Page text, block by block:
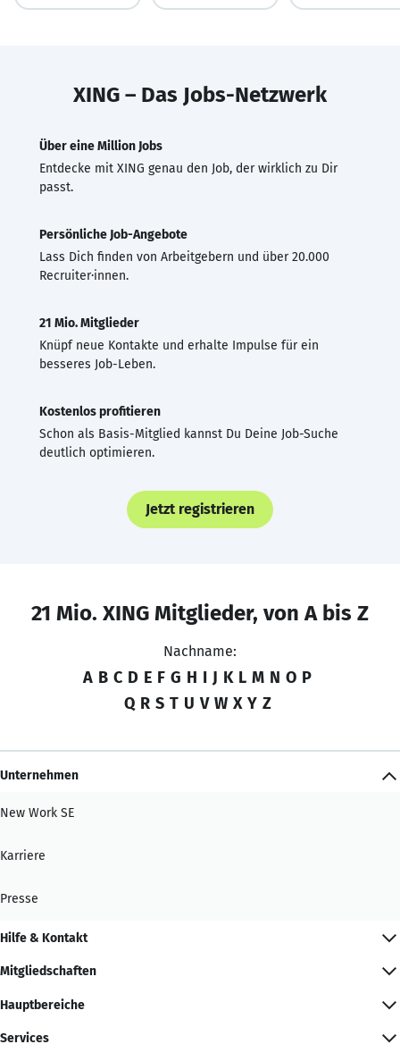
XING – Das Jobs-Netzwerk
Über eine Million Jobs
Entdecke mit XING genau den Job, der wirklich zu Dir
passt.
Persönliche Job-Angebote
Lass Dich finden von Arbeitgebern und über 20.000
Recruiter·innen.
21 Mio. Mitglieder
Knüpf neue Kontakte und erhalte Impulse für ein
besseres Job-Leben.
Kostenlos profitieren
Schon als Basis-Mitglied kannst Du Deine Job-Suche
deutlich optimieren.
Jetzt registrieren
21 Mio. XING Mitglieder, von A bis Z
Nachname:
A B C D E F G H I J K L M N O P
Q R S T U V W X Y Z
Unternehmen
New Work SE
Karriere
Presse
Hilfe & Kontakt
Mitgliedschaften
Hauptbereiche
Services